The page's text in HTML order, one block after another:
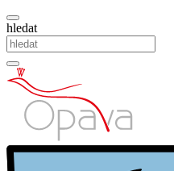
hledat